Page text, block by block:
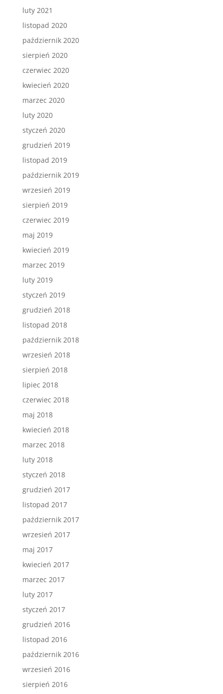
luty 2021
listopad 2020
październik 2020
sierpień 2020
czerwiec 2020
kwiecień 2020
marzec 2020
luty 2020
styczeń 2020
grudzień 2019
listopad 2019
październik 2019
wrzesień 2019
sierpień 2019
czerwiec 2019
maj 2019
kwiecień 2019
marzec 2019
luty 2019
styczeń 2019
grudzień 2018
listopad 2018
październik 2018
wrzesień 2018
sierpień 2018
lipiec 2018
czerwiec 2018
maj 2018
kwiecień 2018
marzec 2018
luty 2018
styczeń 2018
grudzień 2017
listopad 2017
październik 2017
wrzesień 2017
maj 2017
kwiecień 2017
marzec 2017
luty 2017
styczeń 2017
grudzień 2016
listopad 2016
październik 2016
wrzesień 2016
sierpień 2016